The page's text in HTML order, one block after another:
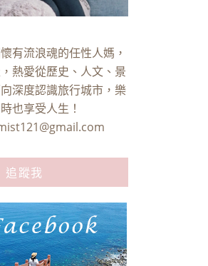
有流浪魂的任性人媽，
熱愛從歷史、人文、景
深度認識旅行城市，樂
也享受人生！
追蹤我